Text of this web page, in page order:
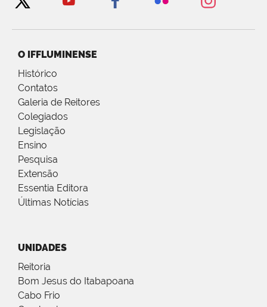
O IFFLUMINENSE
Histórico
Contatos
Galeria de Reitores
Colegiados
Legislação
Ensino
Pesquisa
Extensão
Essentia Editora
Últimas Notícias
UNIDADES
Reitoria
Bom Jesus do Itabapoana
Cabo Frio